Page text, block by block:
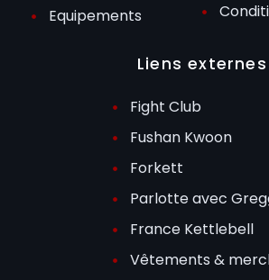
Equipements
Liens externes
Fight Club
Fushan Kwoon
Forkett
Parlotte avec
France Kettlebell
Vêtements &